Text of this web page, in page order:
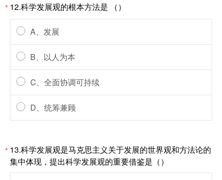
* 12.科学发展观的根本方法是 （）
A、发展
B、以人为本
C、全面协调可持续
D、统筹兼顾
* 13.科学发展观是马克思主义关于发展的世界观和方法论的
集中体现，提出科学发展观的重要借鉴是（）